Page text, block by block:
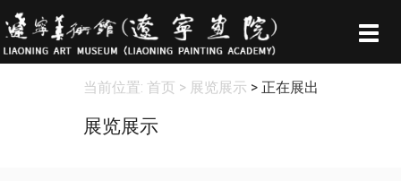
当前位置: 首页 > 展览展示 > 正在展出
展览展示